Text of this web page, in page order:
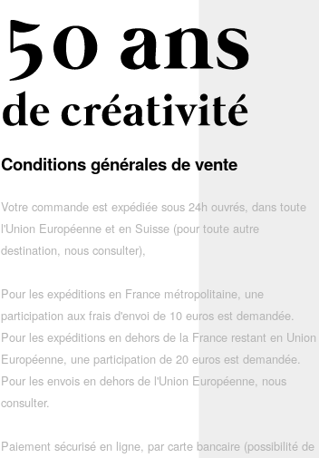
Conditions générales de vente
Votre commande est expédiée sous 24h ouvrés, dans toute
l'Union Européenne et en Suisse (pour toute autre
destination, nous consulter),
Pour les expéditions en France métropolitaine, une
participation aux frais d'envoi de 10 euros est demandée.
Pour les expéditions en dehors de la France restant en Union
Européenne, une participation de 20 euros est demandée.
Pour les envois en dehors de l'Union Européenne, nous
consulter.
Paiement sécurisé en ligne, par carte bancaire (possibilité de